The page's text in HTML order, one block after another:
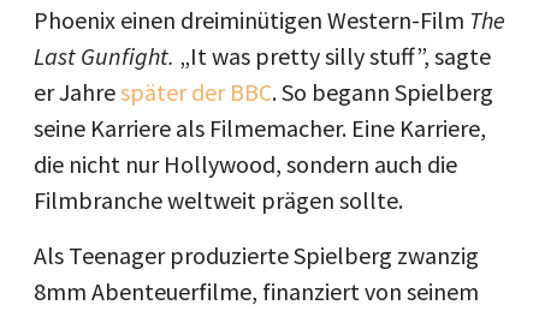
Phoenix einen dreiminütigen Western-Film The
Last Gunfight. „It was pretty silly stuff”, sagte
er Jahrespäter der BBC. So begann Spielberg
seine Karriere als Filmemacher. Eine Karriere,
die nicht nur Hollywood, sondern auch die
Filmbranche weltweit prägen sollte.
Als Teenager produzierte Spielberg zwanzig
8mm Abenteuerfilme, finanziert von seinem